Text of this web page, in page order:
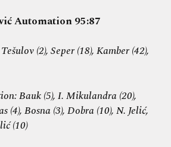
Automation 95:87
(2), Seper (18), Kamber (42),
Bauk (5), I. Mikulandra (20),
(4), Bosna (3), Dobra (10), N. Jelić,
(10)